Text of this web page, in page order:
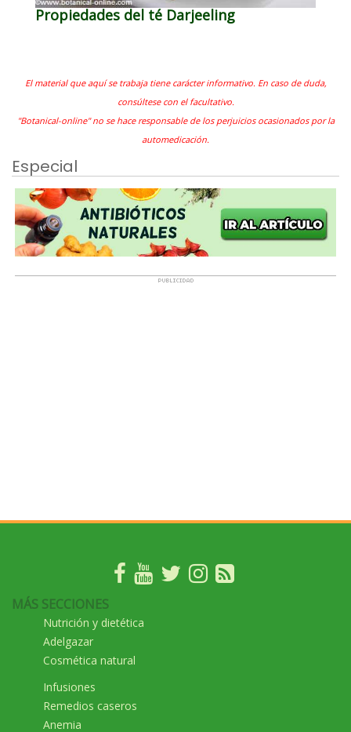
Propiedades del té Darjeeling
El material que aquí se trabaja tiene carácter informativo. En caso de duda,
consúltese con el facultativo.
"Botanical-online" no se hace responsable de los perjuicios ocasionados por la
automedicación.
Especial
MÁS SECCIONES
Nutrición y dietética
Adelgazar
Cosmética natural
Infusiones
Remedios caseros
Anemia